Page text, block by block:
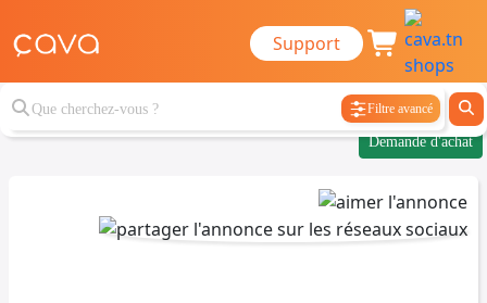
Support
Filtre avancé
Demande d'achat